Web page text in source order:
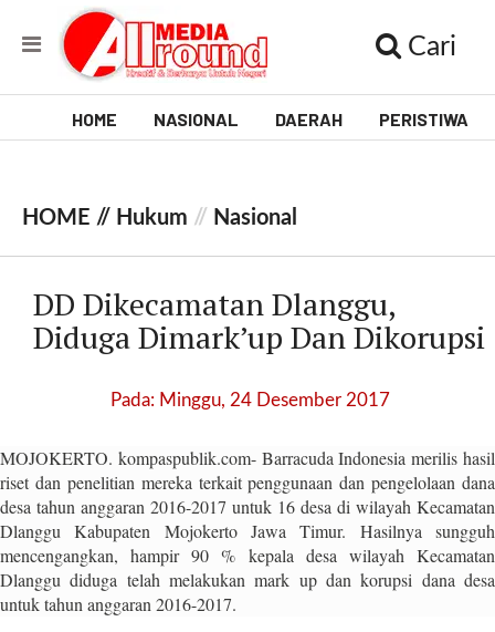
w
_
r
e
c
e
n
Cari
HOME NASIONAL DAERAH PERISTIWA
HOME // Hukum // Nasional
DD Dikecamatan Dlanggu,
Diduga Dimark’up Dan Dikorupsi
Pada: Minggu, 24 Desember 2017
MOJOKERTO. kompaspublik.com- Barracuda Indonesia merilis hasil
riset dan penelitian mereka terkait penggunaan dan pengelolaan dana
desa tahun anggaran 2016-2017 untuk 16 desa di wilayah Kecamatan
Dlanggu Kabupaten Mojokerto Jawa Timur. Hasilnya sungguh
mencengangkan, hampir 90 % kepala desa wilayah Kecamatan
Dlanggu diduga telah melakukan mark up dan korupsi dana desa
untuk tahun anggaran 2016-2017.